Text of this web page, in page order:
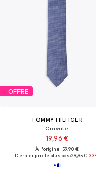
OFFRE
TOMMY HILFIGER
Cravate
19,96 €
À l'origine : 59,90 €
Dernier prix le plus bas :29,95 €-